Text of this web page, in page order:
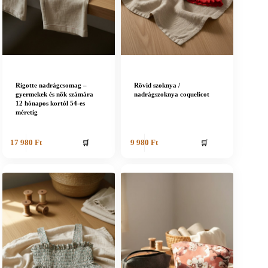
Rigotte nadrágcsomag –
gyermekek és nők számára
12 hónapos kortól 54-es
méretig
17 980 Ft 🛒
Rövid szoknya /
nadrágszoknya coquelicot
9 980Ft 🛒